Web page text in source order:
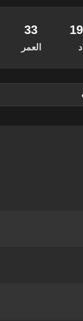
33
العمر